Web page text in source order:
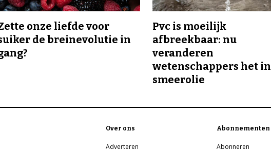
onze liefde voor
de breinevolutie in
Pvc is moeilijk
afbreekbaar: nu
veranderen
wetenschappers het in
smeerolie
Over ons
Adverteren
Abonnementen
Abonneren